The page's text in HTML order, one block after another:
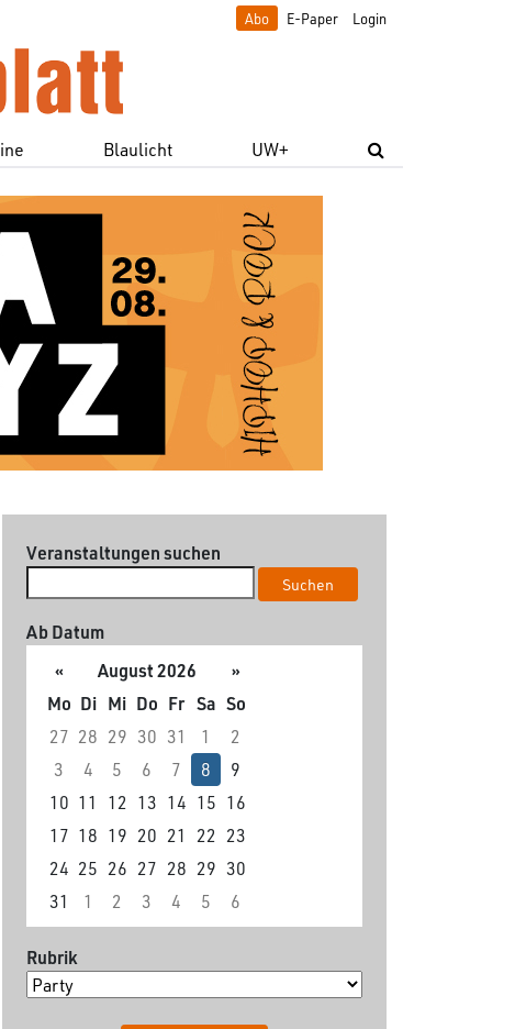
Abo E-Paper Login
Blaulicht UW+
Veranstaltungen suchen
Suchen
Ab Datum
«
August 2026
»
Mo Di Mi Do Fr Sa So
27 28 29 30 31 1
2
3
4 5 6 7 8
9
10 11 12 13 14 15 16
17 18 19 20 21 22 23
24 25 26 27 28 29 30
31
1 2 3 4 5 6
Rubrik